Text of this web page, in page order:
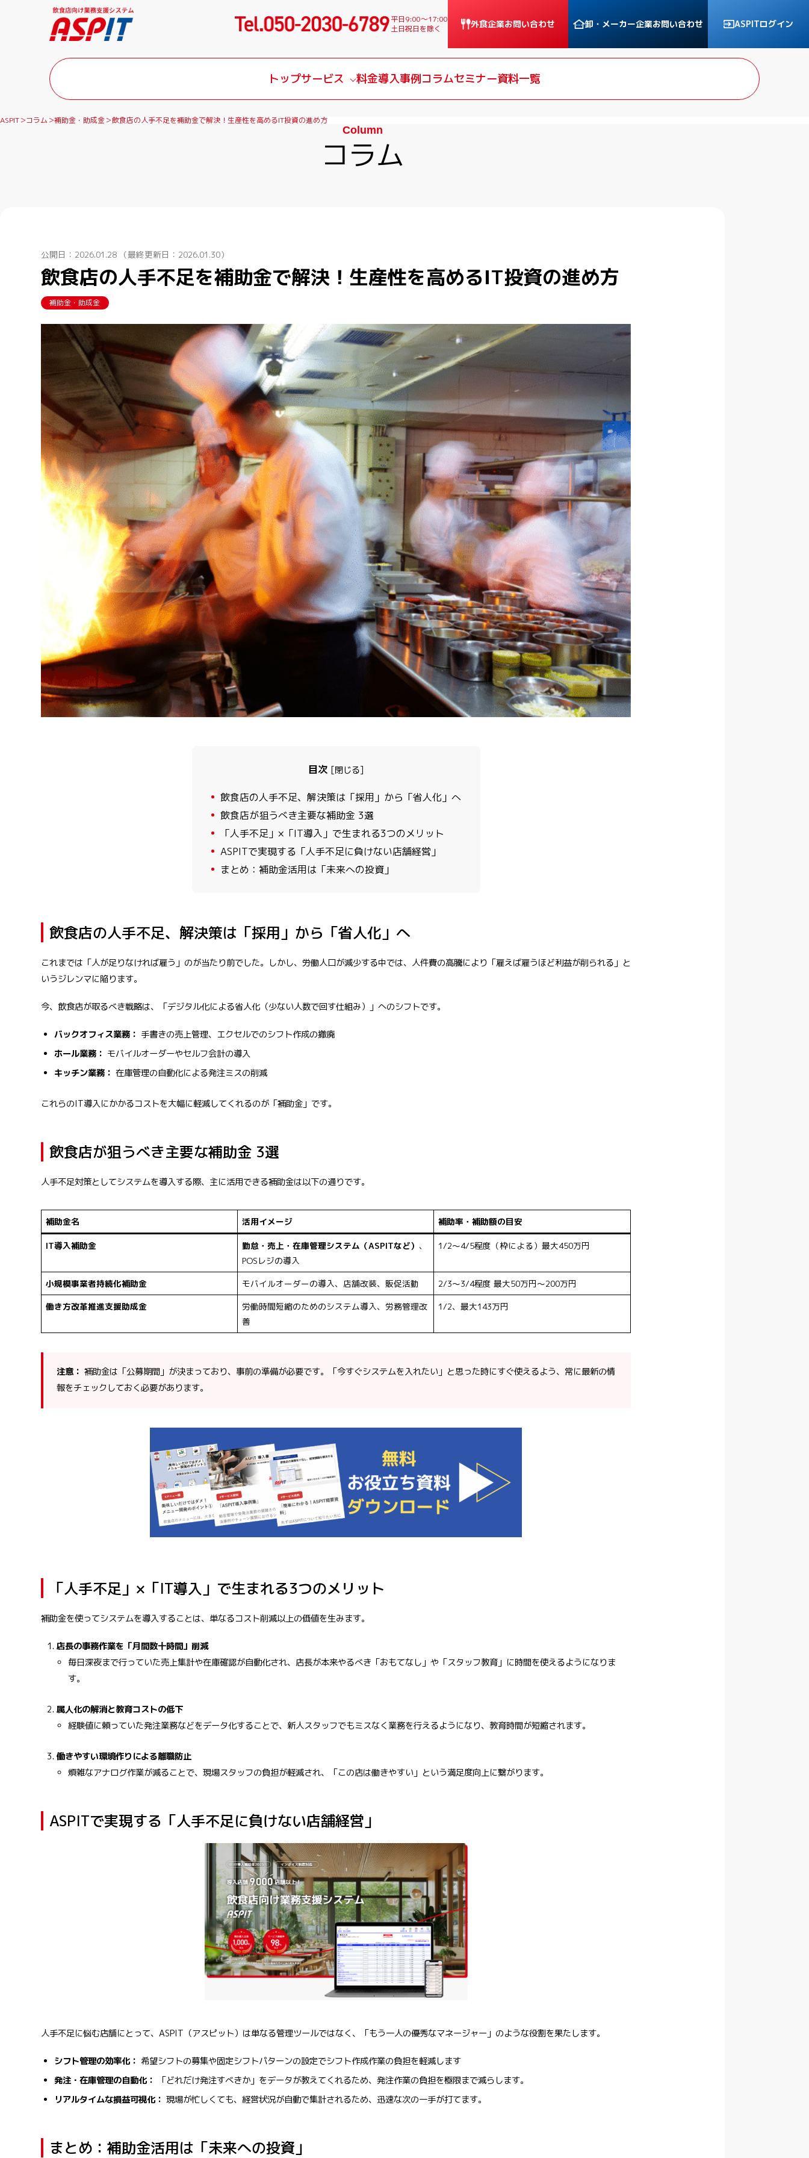
平日9:00〜17:00
土日祝日を除く
外食企業お問い合わせ 卸・メーカー企業お問い合わせ ASPITログイン
トップサービス
課題別サービス
料金導入事例コラムセミナー資料一覧
ASPIT コラム 補助金・助成金 飲食店の人手不足を補助金で解決！生産性を高めるIT投資の進め方
Column
コラム
公開日：2026.01.28 （最終更新日：2026.01.30）
飲食店の人手不足を補助金で解決！生産性を高めるIT投資の進め方
補助金・助成金
目次 [閉じる]
1 飲食店の人手不足、解決策は「採用」から「省人化」へ
2 飲食店が狙うべき主要な補助金 3選
3
「人手不足」×「IT導入」で生まれる3つのメリット
4 ASPITで実現する「人手不足に負けない店舗経営」
5 まとめ：補助金活用は「未来への投資」
飲食店の人手不足、解決策は「採用」から「省人化」へ
これまでは「人が足りなければ雇う」のが当たり前でした。しかし、労働人口が減少する中では、人件費の高騰により「雇えば雇うほど利益が削られる」と
いうジレンマに陥ります。
今、飲食店が取るべき戦略は、「デジタル化による省人化（少ない人数で回す仕組み）」へのシフトです。
バックオフィス業務： 手書きの売上管理、エクセルでのシフト作成の撤廃
ホール業務： モバイルオーダーやセルフ会計の導入
キッチン業務： 在庫管理の自動化による発注ミスの削減
これらのIT導入にかかるコストを大幅に軽減してくれるのが「補助金」です。
飲食店が狙うべき主要な補助金 3選
人手不足対策としてシステムを導入する際、主に活用できる補助金は以下の通りです。
補助金名 活用イメージ 補助率・補助額の目安
IT導入補助金 勤怠・売上・在庫管理システム（ASPITなど） 、
POSレジの導入
1/2〜4/5程度（枠による）最大450万円
小規模事業者持続化補助金 モバイルオーダーの導入、店舗改装、販促活動
2/3〜3/4程度 最大50万円〜200万円
働き方改革推進支援助成金
労働時間短縮のためのシステム導入、労務管理改
善
1/2、最大143万円
注意： 補助金は「公募期間」が決まっており、事前の準備が必要です。「今すぐシステムを入れたい」と思った時にすぐ使えるよう、常に最新の情
報をチェックしておく必要があります。
「人手不足」×「IT導入」で生まれる3つのメリット
補助金を使ってシステムを導入することは、単なるコスト削減以上の価値を生みます。
店長の事務作業を「月間数十時間」削減
毎日深夜まで行っていた売上集計や在庫確認が自動化され、店長が本来やるべき「おもてなし」や「スタッフ教育」に時間を使えるようになりま
す。
属人化の解消と教育コストの低下
経験値に頼っていた発注業務などをデータ化することで、新人スタッフでもミスなく業務を行えるようになり、教育時間が短縮されます。
働きやすい環境作りによる離職防止
煩雑なアナログ作業が減ることで、現場スタッフの負担が軽減され、「この店は働きやすい」という満足度向上に繋がります。
ASPITで実現する「人手不足に負けない店舗経営」
人手不足に悩む店舗にとって、ASPIT（アスピット）は単なる管理ツールではなく、「もう一人の優秀なマネージャー」のような役割を果たします。
シフト管理の効率化： 希望シフトの募集や固定シフトパターンの設定でシフト作成作業の負担を軽減します
発注・在庫管理の自動化：
「どれだけ発注すべきか」をデータが教えてくれるため、発注作業の負担を極限まで減らします。
リアルタイムな損益可視化： 現場が忙しくても、経営状況が自動で集計されるため、迅速な次の一手が打てます。
まとめ：補助金活用は「未来への投資」